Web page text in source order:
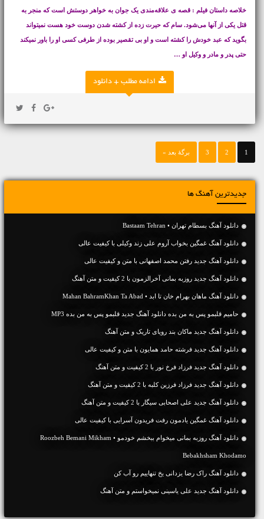
خلاصه داستان فیلم : قصه ی علاقه‌مندی یک جوان به خواهر دوستش است که منجر به
قتل یکی از آنها می‌شود. سام که حیرت زده از کشته شدن دوست خود هست نمیتواند
بگوید که عبد خودش را کشته است و او بی تقصیر بوده از طرفی کسی او را باور نمیکند
حتی پدر و مادر و وکیل او …
ادامه مطلب + دانلود
1
2
3 برگهٔ بعد »
جدیدترین آهنگ ها
دانلود آهنگ بسطام تهران • Bastaam Tehran
دانلود آهنگ غمگین بخواب آروم علی زند وکیلی با کیفیت عالی
دانلود آهنگ جديد رفتن محمد اصفهانی با متن و کیفیت عالی
دانلود آهنگ جديد روزبه بمانی آخرالزمون با 2 کیفیت و متن آهنگ
دانلود آهنگ ماهان بهرام خان تا ابد • Mahan BahramKhan Ta Abad
حامیم قلبمو پس به من بده دانلود آهنگ جدید قلبمو پس به من بده MP3
دانلود آهنگ جديد ماکان بند رویای تاریک و متن آهنگ
دانلود آهنگ جديد فرشته حامد همایون با متن و کیفیت عالی
دانلود آهنگ جديد فرزاد فرخ نور با 2 کیفیت و متن آهنگ
دانلود آهنگ جديد فرزاد فرزین کلبه با 2 کیفیت و متن آهنگ
دانلود آهنگ جديد علی اصحابی سیگار با 2 کیفیت و متن آهنگ
دانلود آهنگ غمگین یادمون رفت فریدون آسرایی با کیفیت عالی
دانلود آهنگ روزبه بمانی میخوام ببخشم خودمو • Roozbeh Bemani Mikham
Bebakhsham Khodamo
دانلود آهنگ راک رضا یزدانی یخ تنهاییم رو آب کن
دانلود آهنگ جديد علی یاسینی نمیخواستم و متن آهنگ